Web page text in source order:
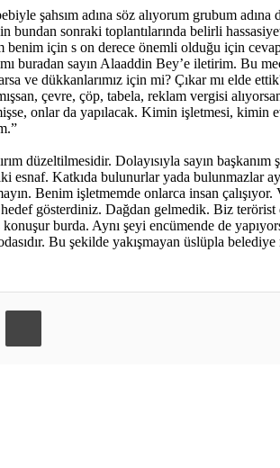
şahsım adına söz alıyorum grubum
bundan sonraki toplantılarında belirli
benim için s on derece önemli olduğu için
buradan sayın Alaaddin Bey’e iletirim. Bu
ve dükkanlarımız için mi? Çıkar mı elde
çevre, çöp, tabela, reklam vergisi
onlar da yapılacak. Kimin işletmesi,
düzeltilmesidir. Dolayısıyla sayın
esnaf. Katkıda bulunurlar yada
Benim işletmemde onlarca insan
gösterdiniz. Dağdan gelmedik. Biz
burda. Aynı şeyi encümende de
Bu şekilde yakışmayan üslüpla
ile paylaş Yazdır